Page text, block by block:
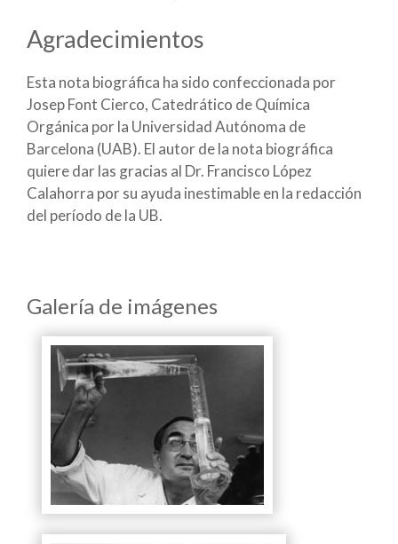
Agradecimientos
Esta nota biográfica ha sido confeccionada por
Josep Font Cierco, Catedrático de Química
Orgánica por la Universidad Autónoma de
Barcelona (UAB). El autor de la nota biográfica
quiere dar las gracias al Dr. Francisco López
Calahorra por su ayuda inestimable en la redacción
del período de la UB.
Galería de imágenes